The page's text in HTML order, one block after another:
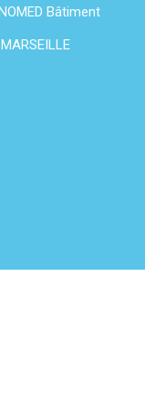
Bâtiment